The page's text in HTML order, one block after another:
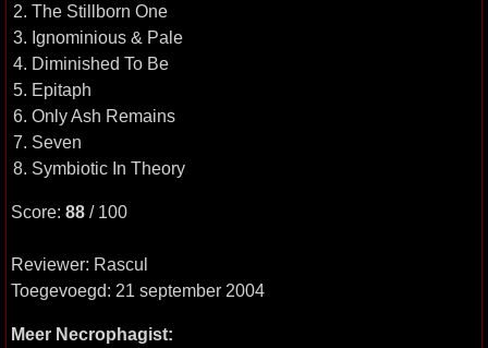
2. The Stillborn One
3. Ignominious & Pale
4. Diminished To Be
5. Epitaph
6. Only Ash Remains
7. Seven
8. Symbiotic In Theory
Score: 88 / 100
Reviewer: Rascul
Toegevoegd: 21 september 2004
Meer Necrophagist: